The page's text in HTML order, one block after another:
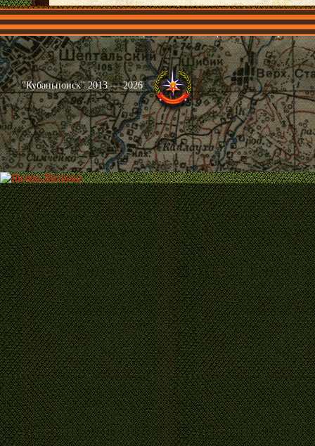
Главная Имена Общественные объединения Проекты
"Кубаньпоиск" 2013 — 2026